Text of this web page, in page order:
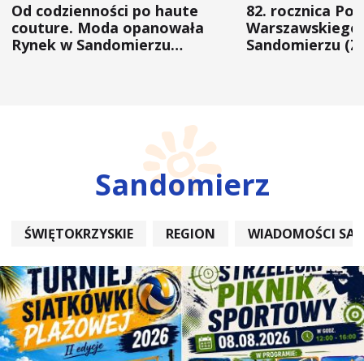
Od codzienności po haute
couture. Moda opanowała
Rynek w Sandomierzu
82. rocznica
Warszawskiego
Sandomierzu
Sandomierz
ŚWIĘTOKRZYSKIE REGION WIADOMOŚCI